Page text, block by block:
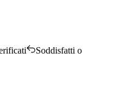
Soddisfatti o